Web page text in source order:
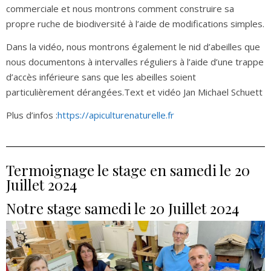
commerciale et nous montrons comment construire sa
propre ruche de biodiversité à l’aide de modifications simples.
Dans la vidéo, nous montrons également le nid d’abeilles que
nous documentons à intervalles réguliers à l’aide d’une trappe
d’accès inférieure sans que les abeilles soient
particulièrement dérangées.Text et vidéo Jan Michael Schuett
Plus d’infos :https://apiculturenaturelle.fr
Termoignage le stage en samedi le 20
Juillet 2024
Notre stage samedi le 20 Juillet 2024